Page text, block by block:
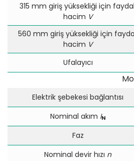
315 mm giriş yüksekliği için
hacim V
560 mm giriş yüksekliği için
hacim V
Ufalayıcı
Elektrik şebekesi bağlantısı
Nominal akım IN
Faz
Nominal devir hızı n